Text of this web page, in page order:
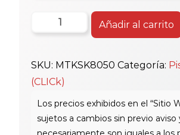
Piso
80X2400Mm
Zocal
Kc8050
cantidad
Añadir al carrito
SKU: MTKSK8050 Categoría:
(CLICk)